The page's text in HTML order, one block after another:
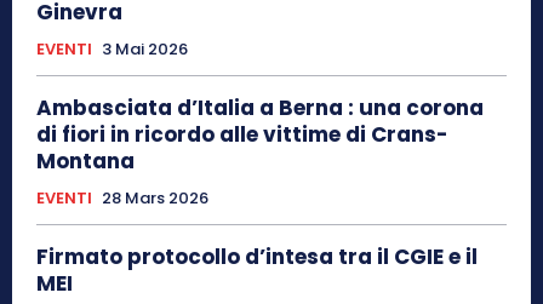
Ginevra
EVENTI 3 Mai 2026
Ambasciata d’Italia a Berna : una corona
di fiori in ricordo alle vittime di Crans-
Montana
EVENTI 28 Mars 2026
Firmato protocollo d’intesa tra il CGIE e il
MEI